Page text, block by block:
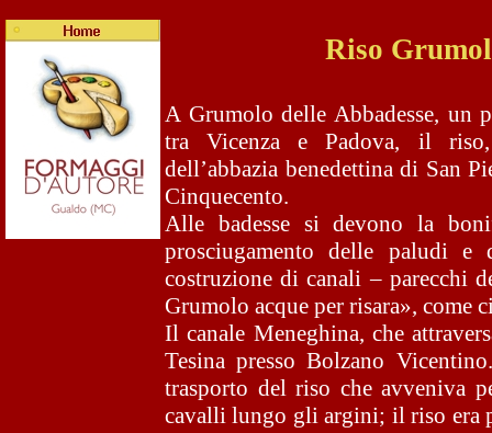
Riso
A Grumolo delle Abbadesse, un
tra Vicenza e Padova, il
dell’abbazia benedettina di San
Cinquecento.
Alle badesse si devono la
prosciugamento delle paludi
costruzione di canali – parecchi
Grumolo acque per risara», come
Il canale Meneghina, che
Tesina presso Bolzano
trasporto del riso che avveniva
cavalli lungo gli argini; il riso era